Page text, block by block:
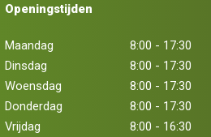
Openingstijden
Maandag
8:00 - 17:30
Dinsdag
8:00 - 17:30
Woensdag
8:00 - 17:30
Donderdag
8:00 - 17:30
Vrijdag
8:00 - 16:30